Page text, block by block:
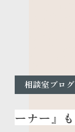
相談室ブログ